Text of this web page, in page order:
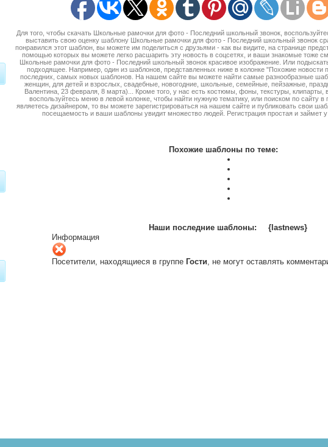
Для того, чтобы скачать Школьные рамочки для фото - Последний школьный звонок,
выставить свою оценку шаблону Школьные рамочки для фото - Последний школьный звонок
понравился этот шаблон, вы можете им поделиться с друзьями - как вы видите, на странице
помощью которых вы можете легко расшарить эту новость в соцсетях, и ваши знакомые тоже
Школьные рамочки для фото - Последний школьный звонок красивое изображение. Или
подходящее. Например, один из шаблонов, представленных ниже в колонке "Похожие новости
последних, самых новых шаблонов. На нашем сайте вы можете найти самые разнообразные
женщин, для детей и взрослых, свадебные, новогодние, школьные, семейные, пейзажные,
Валентина, 23 февраля, 8 марта)... Кроме того, у нас есть костюмы, фоны, текстуры, клипарты,
воспользуйтесь меню в левой колонке, чтобы найти нужную тематику, или поиском по сайту
являетесь дизайнером, то вы можете зарегистрироваться на нашем сайте и публиковать свои
посещаемость и ваши шаблоны увидит множество людей. Регистрация простая и займет
Похожие шаблоны по теме:
Наши последние шаблоны:
{lastnews}
Информация
Посетители, находящиеся в группе Гости, не могут оставлять